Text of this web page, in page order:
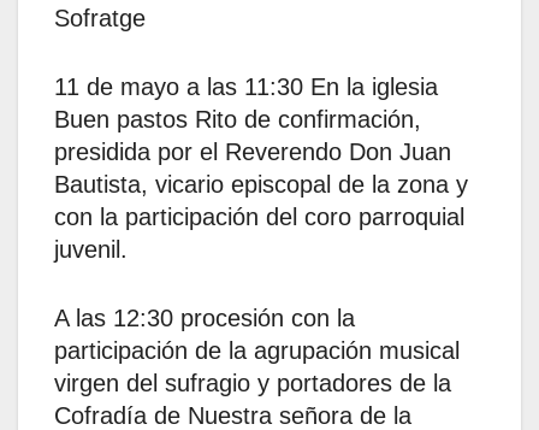
Sofratge
11 de mayo a las 11:30 En la iglesia
Buen pastos Rito de confirmación,
presidida por el Reverendo Don Juan
Bautista, vicario episcopal de la zona y
con la participación del coro parroquial
juvenil.
A las 12:30 procesión con la
participación de la agrupación musical
virgen del sufragio y portadores de la
Cofradía de Nuestra señora de la